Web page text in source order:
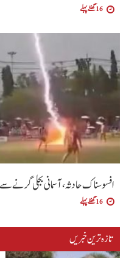
16 گھنٹے پہلے
افسوسناک حادثہ، آسمانی بجلی گرنے سے
16 گھنٹے پہلے
تازہ ترین خبریں